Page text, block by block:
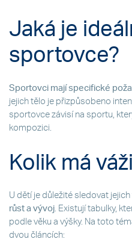
Jaká je
sportovce?
Sportovci mají specifické
jejich tělo je přizpůsobeno
sportovce závisí na sportu,
kompozici.
Kolik má
U dětí je důležité sledovat
růst a vývoj. Existují tabulky,
podle věku a výšky. Na toto
dvou článcích: